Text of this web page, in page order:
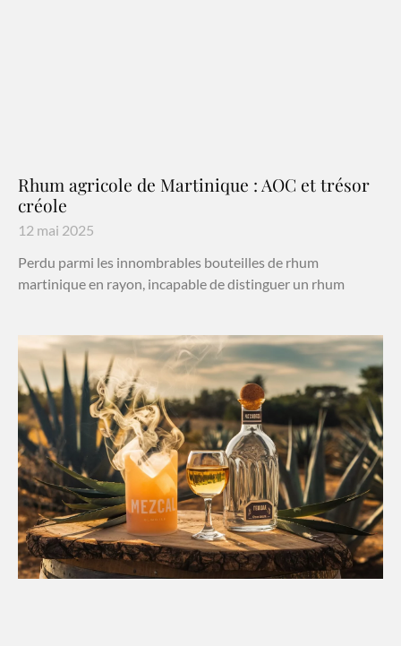
Rhum agricole de Martinique : AOC et trésor
créole
12 mai 2025
Perdu parmi les innombrables bouteilles de rhum
martinique en rayon, incapable de distinguer un rhum